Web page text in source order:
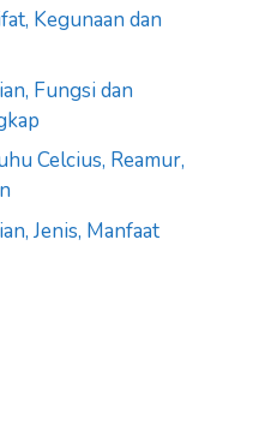
Kegunaan dan
Fungsi dan
Celcius, Reamur,
Jenis, Manfaat